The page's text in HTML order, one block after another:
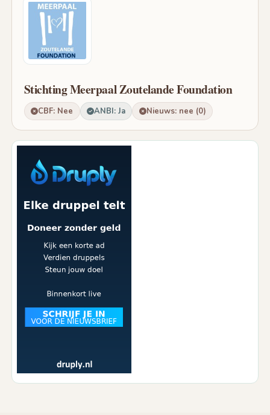
Stichting Meerpaal Zoutelande Foundation
CBF: Nee ANBI: Ja Nieuws: nee (0)